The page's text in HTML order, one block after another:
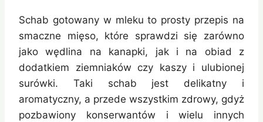
Schab gotowany w mleku to prosty przepis na
smaczne mięso, które sprawdzi się zarówno
jako wędlina na kanapki, jak i na obiad z
dodatkiem ziemniaków czy kaszy i ulubionej
surówki. Taki schab jest delikatny i
aromatyczny, a przede wszystkim zdrowy, gdyż
pozbawiony konserwantów i wielu innych